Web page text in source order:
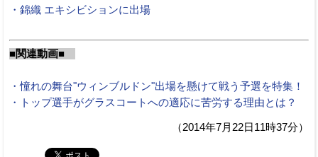
・錦織 エキシビションに出場
■関連動画■
・憧れの舞台"ウィンブルドン"出場を懸けて戦う予選を特集！
・トップ選手がグラスコートへの適応に苦労する理由とは？
（2014年7月22日11時37分）